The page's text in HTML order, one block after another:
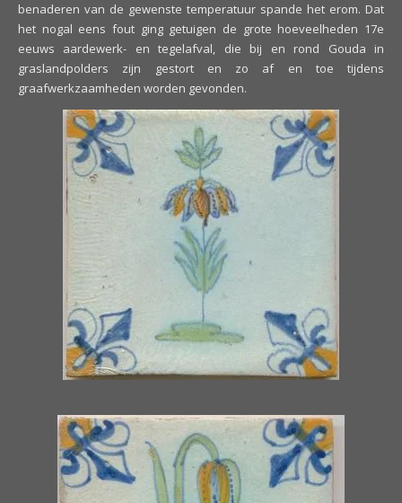
benaderen van de gewenste temperatuur spande het erom. Dat
het nogal eens fout ging getuigen de grote hoeveelheden 17e
eeuws aardewerk- en tegelafval, die bij en rond Gouda in
graslandpolders zijn gestort en zo af en toe tijdens
graafwerkzaamheden worden gevonden.